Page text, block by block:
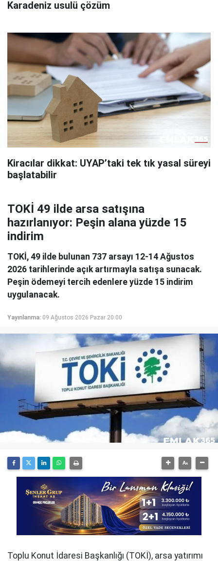
Karadeniz usulü çözüm
Kiracılar dikkat: UYAP’taki tek tık yasal süreyi
başlatabilir
TOKİ 49 ilde arsa satışına
hazırlanıyor: Peşin alana yüzde 15
indirim
TOKİ, 49 ilde bulunan 737 arsayı 12-14 Ağustos
2026 tarihlerinde açık artırmayla satışa sunacak.
Peşin ödemeyi tercih edenlere yüzde 15 indirim
uygulanacak.
Yayınlanma: 09 Ağustos 2026 Pazar 20:00
Toplu Konut İdaresi Başkanlığı (TOKİ), arsa yatırımı